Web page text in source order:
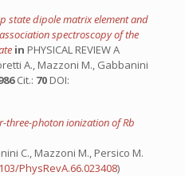
state dipole matrix element and
spectroscopy of the
in PHYSICAL REVIEW A
A., Mazzoni M., Gabbanini
Cit.: 70 DOI:
three-photon ionization of Rb
C., Mazzoni M., Persico M.
PhysRevA.66.023408)